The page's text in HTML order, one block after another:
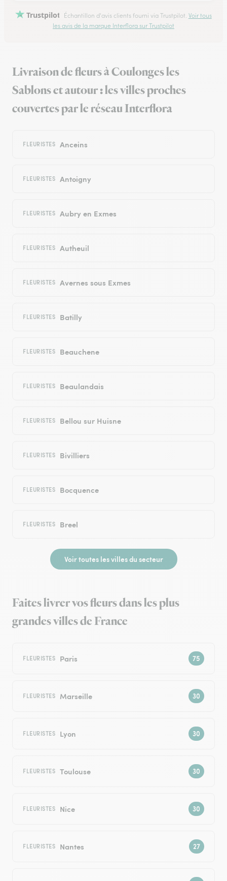
Trustpilot Échantillon d'avis clients fourni via Trustpilot. Voir tous
les avis de la marque Interflora sur Trustpilot
Livraison de fleurs à Coulonges les
Sablons et autour : les villes proches
couvertes par le réseau Interflora
FLEURISTES Anceins
FLEURISTES Antoigny
FLEURISTES Aubry en Exmes
FLEURISTES Autheuil
FLEURISTES Avernes sous Exmes
FLEURISTES Batilly
FLEURISTES Beauchene
FLEURISTES Beaulandais
FLEURISTES Bellou sur Huisne
FLEURISTES Bivilliers
FLEURISTES Bocquence
FLEURISTES Breel
Voir toutes les villes du secteur
Faites livrer vos fleurs dans les plus
grandes villes de France
FLEURISTES Paris
FLEURISTES Marseille
FLEURISTES Lyon
FLEURISTES Toulouse
FLEURISTES Nice
FLEURISTES Nantes